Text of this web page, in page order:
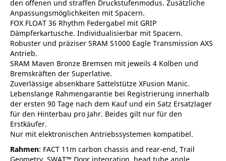
den offenen und straffen Druckstufenmodus. Zusätzliche
Anpassungsmöglichkeiten mit Spacern.
FOX FLOAT 36 Rhythm Federgabel mit GRIP
Dämpferkartusche. Individualisierbar mit Spacern.
Robuster und präziser SRAM S1000 Eagle Transmission AXS
Antrieb.
SRAM Maven Bronze Bremsen mit jeweils 4 Kolben und
Bremskräften der Superlative.
Zuverlässige absenkbare Sattelstütze XFusion Manic.
Lebenslange Rahmengarantie bei Registrierung innerhalb
der ersten 90 Tage nach dem Kauf und ein Satz Ersatzlager
für den Hinterbau pro Jahr. Beides gilt nur für den
Erstkäufer.
Nur mit elektronischen Antriebssystemen kompatibel.
Rahmen: FACT 11m carbon chassis and rear-end, Trail